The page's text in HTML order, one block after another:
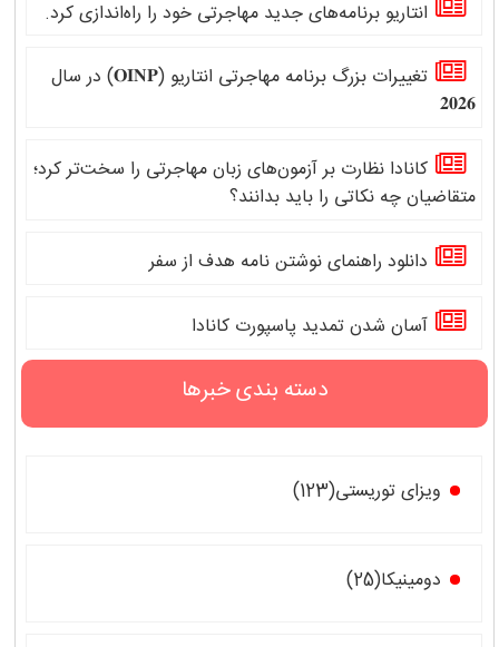
انتاریو برنامه‌های جدید مهاجرتی خود را راه‌اندازی کرد.
تغییرات بزرگ برنامه مهاجرتی انتاریو (𝐎𝐈𝐍𝐏) در سال
𝟐𝟎𝟐𝟔
کانادا نظارت بر آزمون‌های زبان مهاجرتی را سخت‌تر کرد؛
متقاضیان چه نکاتی را باید بدانند؟
دانلود راهنمای نوشتن نامه هدف از سفر
آسان شدن تمدید پاسپورت کانادا
دسته بندی خبرها
ویزای توریستی(123)
دومینیکا(25)